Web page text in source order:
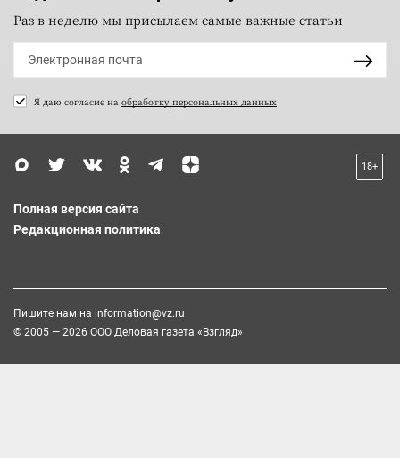
Раз в неделю мы присылаем самые важные статьи
Я даю согласие на обработку персональных данных
18+
Полная версия сайта
Редакционная политика
Пишите нам на information@vz.ru
© 2005 — 2026 ООО Деловая газета «Взгляд»